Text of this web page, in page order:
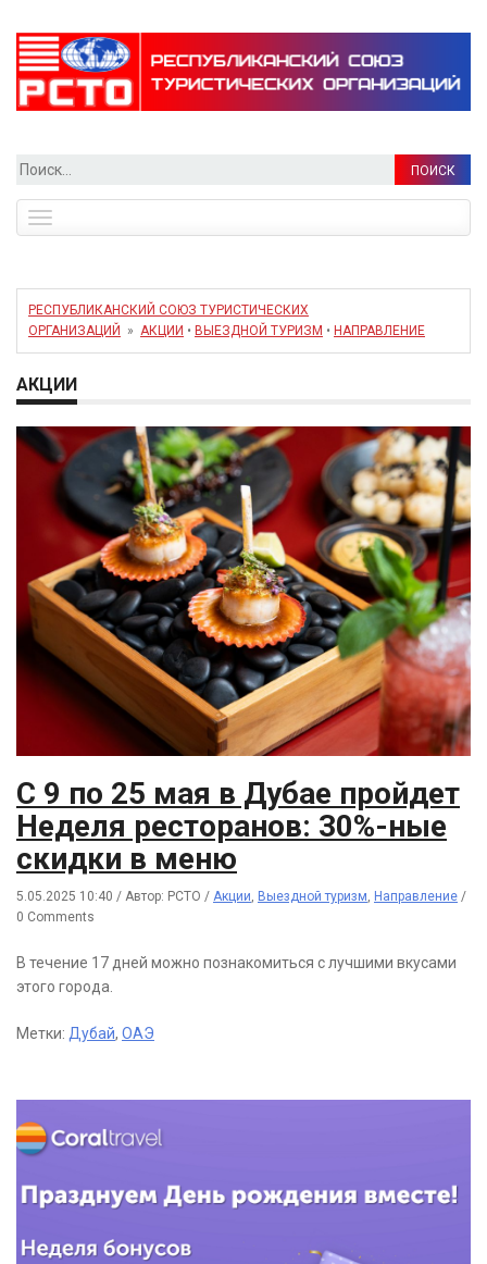
Найти:
navigation
РЕСПУБЛИКАНСКИЙ СОЮЗ ТУРИСТИЧЕСКИХ
ОРГАНИЗАЦИЙ
» АКЦИИ • ВЫЕЗДНОЙ ТУРИЗМ • НАПРАВЛЕНИЕ
АКЦИИ
С 9 по 25 мая в Дубае пройдет
Неделя ресторанов: 30%-ные
скидки в меню
5.05.2025 10:40 / Автор: РСТО / Акции, Выездной туризм, Направление /
0 Comments
В течение 17 дней можно познакомиться с лучшими вкусами
этого города.
Метки: Дубай, ОАЭ